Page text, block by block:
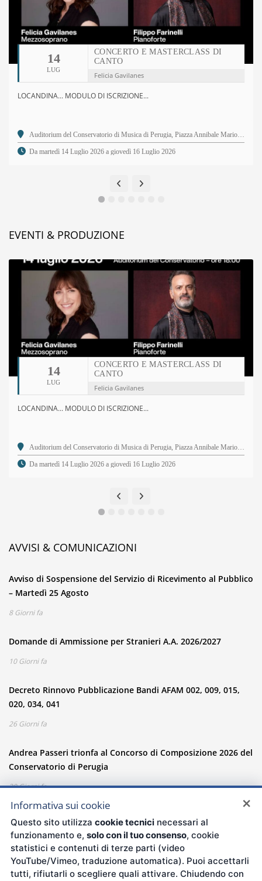
14
LUG
CONCERTO E MASTERCLASS DI
CANTO
Felicia Gavilanes
LOCANDINA... MODULO DI ISCRIZIONE...
Auditorium del Conservatorio di Musica di Perugia, Piazza Annibale Mariotti, 2 - 06123 Perugia PG
Da martedì 14 Luglio 2026 a giovedì 16 Luglio 2026
EVENTI & PRODUZIONE
14
LUG
CONCERTO E MASTERCLASS DI
CANTO
Felicia Gavilanes
LOCANDINA... MODULO DI ISCRIZIONE...
Auditorium del Conservatorio di Musica di Perugia, Piazza Annibale Mariotti, 2 - 06123 Perugia PG
Da martedì 14 Luglio 2026 a giovedì 16 Luglio 2026
AVVISI & COMUNICAZIONI
Avviso di Sospensione del Servizio di Ricevimento al Pubblico
– Martedì 25 Agosto
8 Giorni fa
Domande di Ammissione per Stranieri A.A. 2026/2027
10 Giorni fa
Decreto Rinnovo Pubblicazione Bandi AFAM 002, 009, 015,
020, 034, 041
26 Giorni fa
Andrea Passeri trionfa al Concorso di Composizione 2026 del
Conservatorio di Perugia
30 Giorni fa
CONSERVATORIO DI MUSICA DI PERUGIA - F. MORLACCHI
Informativa sui cookie
Questo sito utilizza cookie tecnicinecessari al
funzionamento e, solo con il tuo consenso, cookie
statistici e contenuti di terze parti (video
YouTube/Vimeo, traduzione automatica). Puoi accettarli
tutti, rifiutarli o scegliere quali attivare. Chiudendo con
×